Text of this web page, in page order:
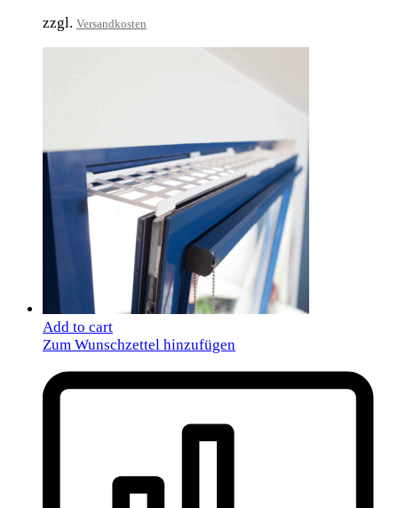
zzgl. Versandkosten
Add to cart
Zum Wunschzettel hinzufügen